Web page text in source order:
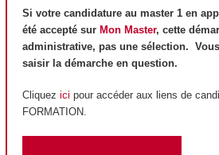
Si votre candidature au master 1 en
été accepté sur Mon Master, cette
administrative, pas une sélection.
saisir la démarche en question.
Cliquez ici pour accéder aux liens de
FORMATION.